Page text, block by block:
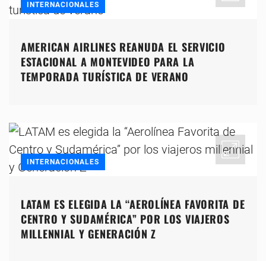
INTERNACIONALES
AMERICAN AIRLINES REANUDA EL SERVICIO
ESTACIONAL A MONTEVIDEO PARA LA
TEMPORADA TURÍSTICA DE VERANO
INTERNACIONALES
LATAM ES ELEGIDA LA “AEROLÍNEA FAVORITA DE
CENTRO Y SUDAMÉRICA” POR LOS VIAJEROS
MILLENNIAL Y GENERACIÓN Z